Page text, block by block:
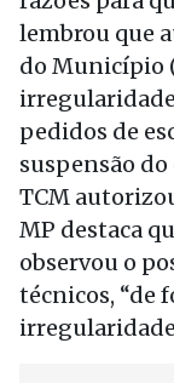
lembrou que
do Município
pedidos de
suspensão
TCM
MP destaca
observou o
técnicos, “de